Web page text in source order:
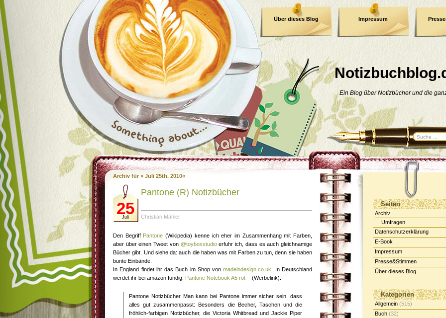
Ein Blog über Notizbücher und die
Über dieses Blog Impressum
Datenschutzerklärung
Archiv für » Juli 25th, 2010«
25
Juli
Pantone (R) Notizbücher
Christian Mähler
Den Begriff Pantone (Wikipedia) kenne ich eher im Zusammenhang mit Farben,
aber über einen Tweet von @toyboxstudioerfuhr ich, dass es auch gleichnamige
Bücher gibt. Und siehe da: auch die haben was mit Farben zu tun, denn sie haben
bunte Einbände.
In England findet ihr das Buch im Shop vonmadeindesign.co.uk
. In Deutschland
werdet ihr bei amazon fündig: Pantone Notebook A5 rot (Werbelink):
Pantone Notizbücher Man kann bei Pantone immer sicher sein, dass
alles gut zusammenpasst: Besonders die Becher, Taschen und die
fröhlich-farbigen Notizbücher, die Victoria Whitbread und Jackie Piper
Seiten
Archiv
Umfragen
Datenschutzerklärung
E-Book
Impressum
Presse&Stimmen
Über dieses Blog
Kategorien
Allgemein (515)
Buch (32)